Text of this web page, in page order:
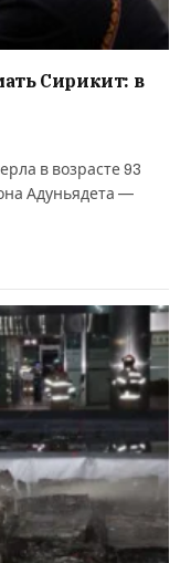
Сирикит: в
в возрасте 93
Адуньядета —